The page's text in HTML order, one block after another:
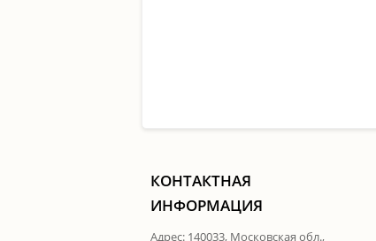
КОНТАКТНАЯ
ИНФОРМАЦИЯ
Адрес: 140033, Московская обл.,